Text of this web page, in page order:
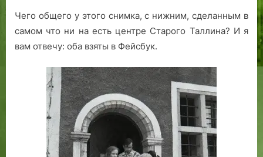
Чего общего у этого снимка, с нижним, сделанным в
самом что ни на есть центре Старого Таллина? И я
вам отвечу: оба взяты в Фейсбук.